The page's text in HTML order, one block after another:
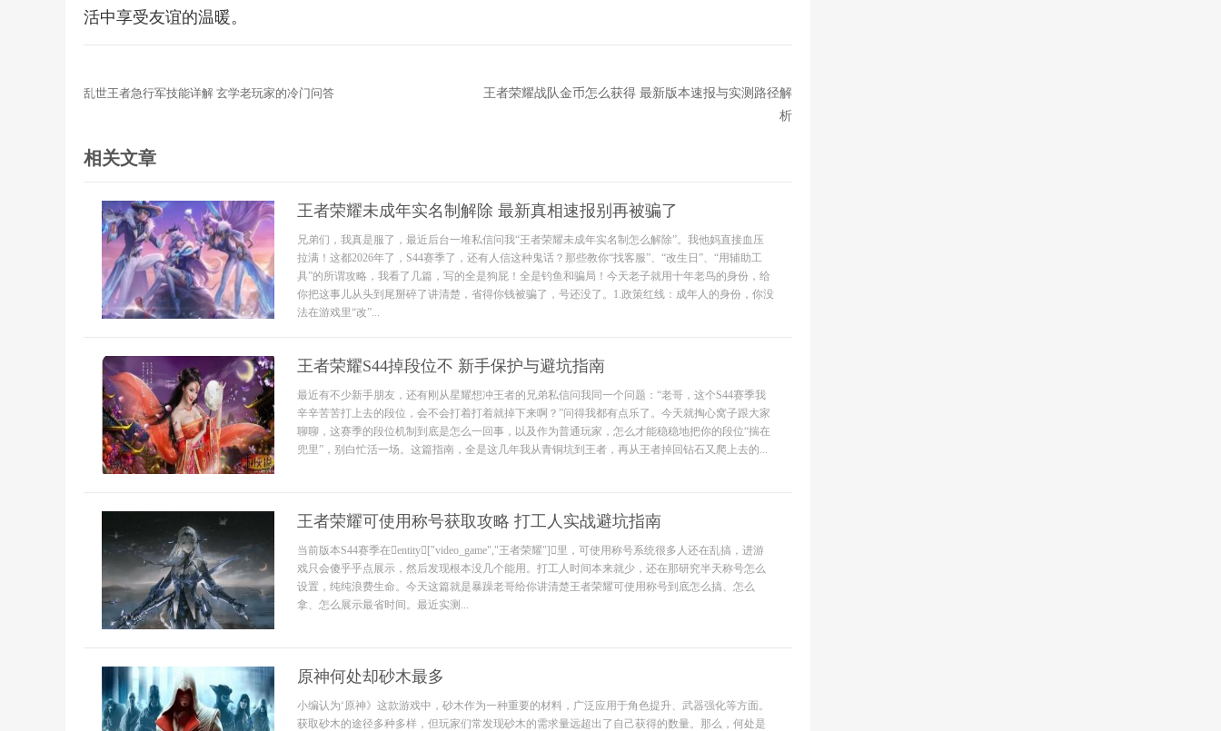
活中享受友谊的温暖。
乱世王者急行军技能详解 玄学老玩家的冷门问答
王者荣耀战队金币怎么获得 最新版本速报与实测路径解
析
相关文章
王者荣耀未成年实名制解除 最新真相速报别再被骗了
兄弟们，我真是服了，最近后台一堆私信问我“王者荣耀未成年实名制怎么解除”。我他妈直接血压
拉满！这都2026年了，S44赛季了，还有人信这种鬼话？那些教你“找客服”、“改生日”、“用辅助工
具”的所谓攻略，我看了几篇，写的全是狗屁！全是钓鱼和骗局！今天老子就用十年老鸟的身份，给
你把这事儿从头到尾掰碎了讲清楚，省得你钱被骗了，号还没了。1.政策红线：成年人的身份，你没
法在游戏里“改”...
王者荣耀S44掉段位不 新手保护与避坑指南
最近有不少新手朋友，还有刚从星耀想冲王者的兄弟私信问我同一个问题：“老哥，这个S44赛季我
辛辛苦苦打上去的段位，会不会打着打着就掉下来啊？”问得我都有点乐了。今天就掏心窝子跟大家
聊聊，这赛季的段位机制到底是怎么一回事，以及作为普通玩家，怎么才能稳稳地把你的段位“揣在
兜里”，别白忙活一场。这篇指南，全是这几年我从青铜坑到王者，再从王者掉回钻石又爬上去的...
王者荣耀可使用称号获取攻略 打工人实战避坑指南
当前版本S44赛季在entity["video_game","王者荣耀"]里，可使用称号系统很多人还在乱搞，进游
戏只会傻乎乎点展示，然后发现根本没几个能用。打工人时间本来就少，还在那研究半天称号怎么
设置，纯纯浪费生命。今天这篇就是暴躁老哥给你讲清楚王者荣耀可使用称号到底怎么搞、怎么
拿、怎么展示最省时间。最近实测...
原神何处却砂木最多
小编认为‘原神》这款游戏中，砂木作为一种重要的材料，广泛应用于角色提升、武器强化等方面。
获取砂木的途径多种多样，但玩家们常发现砂木的需求量远超出了自己获得的数量。那么，何处是